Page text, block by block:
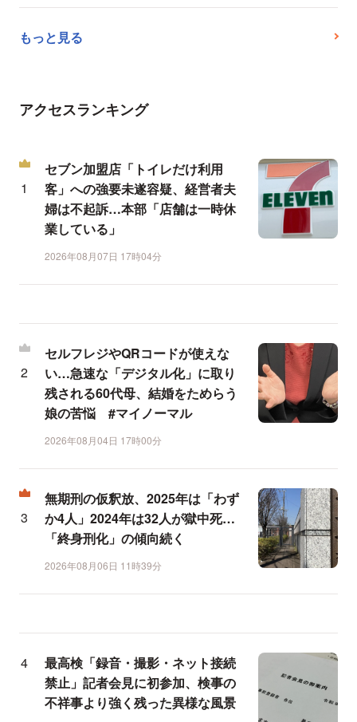
もっと見る
アクセスランキング
セブン加盟店「トイレだけ利用
客」への強要未遂容疑、経営者夫
婦は不起訴…本部「店舗は一時休
業している」
2026年08月07日 17時04分
セルフレジやQRコードが使えな
い…急速な「デジタル化」に取り
残される60代母、結婚をためらう
娘の苦悩 #マイノーマル
2026年08月04日 17時00分
無期刑の仮釈放、2025年は「わず
か4人」2024年は32人が獄中死…
「終身刑化」の傾向続く
2026年08月06日 11時39分
最高検「録音・撮影・ネット接続
禁止」記者会見に初参加、検事の
不祥事より強く残った異様な風景